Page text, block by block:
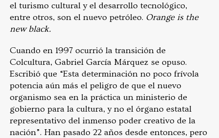
el turismo cultural y el desarrollo tecnológico,
entre otros, son el nuevo petróleo. Orange is the
new black.
Cuando en 1997 ocurrió la transición de
Colcultura, Gabriel García Márquez se opuso.
Escribió que “Esta determinación no poco frívola
potencia aún más el peligro de que el nuevo
organismo sea en la práctica un ministerio de
gobierno para la cultura, y no el órgano estatal
representativo del inmenso poder creativo de la
nación”. Han pasado 22 años desde entonces, pero